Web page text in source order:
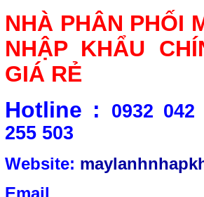
NHÀ PHÂN PHỐI
NHẬP KHẨU
GIÁ RẺ
Hotline :
0932
255 503
Website: